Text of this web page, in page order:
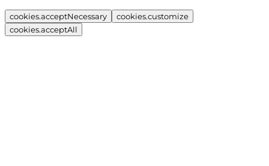
cookies.acceptNecessary
cookies.customize
cookies.acceptAll